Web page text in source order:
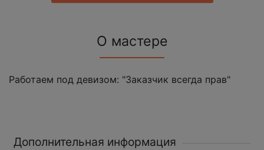
О мастере
Работаем под девизом: "Заказчик всегда прав"
Дополнительная информация